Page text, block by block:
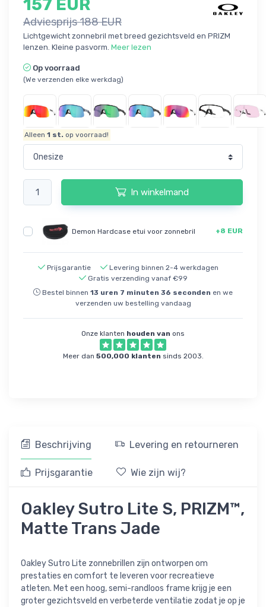
157 EUR
Adviesprijs 188 EUR
Lichtgewicht zonnebril met breed gezichtsveld en PRIZM
lenzen. Kleine pasvorm. Meer lezen
Op voorraad
(We verzenden elke werkdag)
Alleen1 st. op voorraad!
In winkelmand
Demon Hardcase etui voor zonnebril +8 EUR
Prijsgarantie
Levering binnen 2-4 werkdagen
Gratis verzending vanaf €99
Bestel binnen13 uren 7 minuten35 seconden en we
verzenden uw bestelling vandaag
Onze klanten houden van ons
Meer dan 500,000 klanten sinds 2003.
Beschrijving Levering en retourneren
Prijsgarantie Wie zijn wij?
Oakley Sutro Lite S, PRIZM™,
Matte Trans Jade
Oakley Sutro Lite zonnebrillen zijn ontworpen om
prestaties en comfort te leveren voor recreatieve
atleten. Met een hoog, semi-randloos frame krijg je een
groter gezichtsveld en verbeterde ventilatie zodat je op je